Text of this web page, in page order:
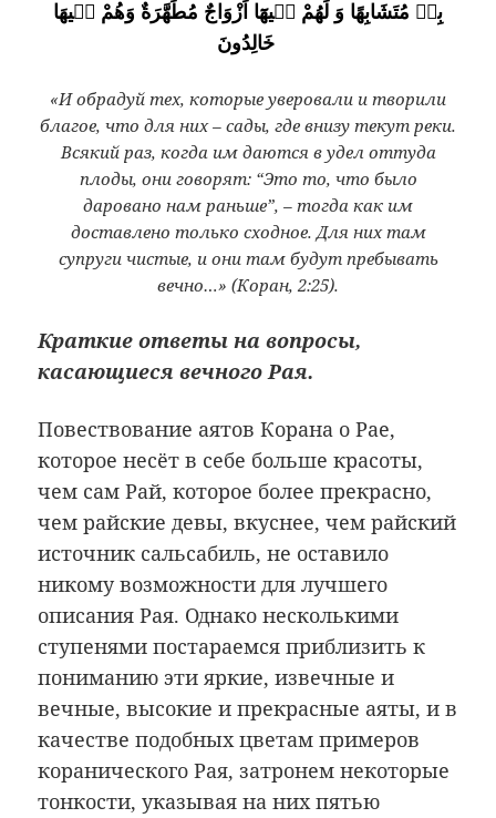
بِهٖ مُتَشَابِهًا وَ لَهُمْ فٖيهَٓا اَزْوَاجٌ مُطَهَّرَةٌ وَهُمْ فٖيهَا
خَالِدُونَ
«И обрадуй тех, которые уверовали и творили
благое, что для них – сады, где внизу текут реки.
Всякий раз, когда им даются в удел оттуда
плоды, они говорят: “Это то, что было
даровано нам раньше”, – тогда как им
доставлено только сходное. Для них там
супруги чистые, и они там будут пребывать
вечно…» (Коран, 2:25).
Краткие ответы на вопросы,
касающиеся вечного Рая.
Повествование аятов Корана о Рае,
которое несёт в себе больше красоты,
чем сам Рай, которое более прекрасно,
чем райские девы, вкуснее, чем райский
источник сальсабиль, не оставило
никому возможности для лучшего
описания Рая. Однако несколькими
ступенями постараемся приблизить к
пониманию эти яркие, извечные и
вечные, высокие и прекрасные аяты, и в
качестве подобных цветам примеров
коранического Рая, затронем некоторые
тонкости, указывая на них пятью